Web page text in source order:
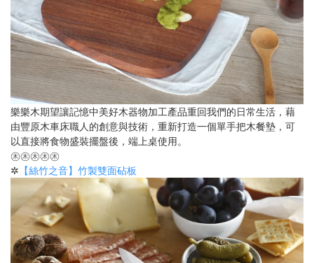
樂樂木期望讓記憶中美好木器物加工產品重回我們的日常生活，藉
由豐原木車床職人的創意與技術，重新打造一個單手把木餐墊，可
以直接將食物盛裝擺盤後，端上桌使用。
㊍㊍㊍㊍㊍
✲ 【絲竹之音】竹製雙面砧板